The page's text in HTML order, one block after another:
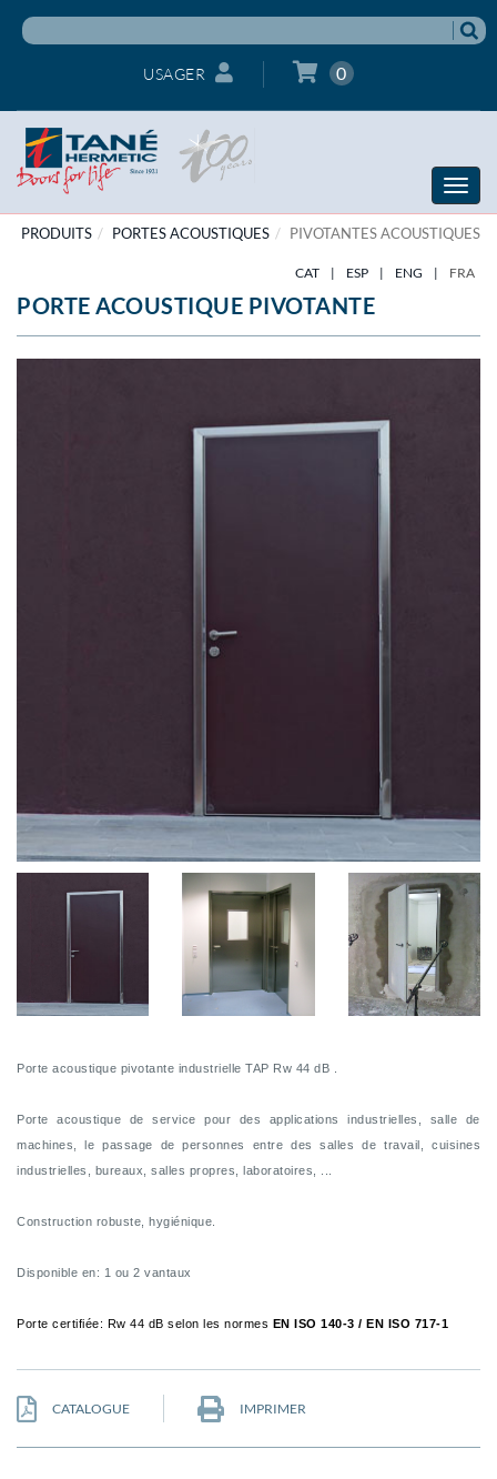
USAGER 0
Toggle
PRODUITS
PORTES ACOUSTIQUES PIVOTANTES ACOUSTIQUES
CAT | ESP | ENG | FRA
PORTE ACOUSTIQUE PIVOTANTE
Porte acoustique pivotante industrielle TAP Rw 44 dB .
Porte acoustique de service pour des applications industrielles, salle de
machines, le passage de personnes entre des salles de travail, cuisines
industrielles, bureaux, salles propres, laboratoires, ...
Construction robuste, hygiénique.
Disponible en: 1 ou 2 vantaux
Porte certifiée: Rw 44 dB selon les normes EN ISO 140-3 / EN ISO 717-1
CATALOGUE IMPRIMER